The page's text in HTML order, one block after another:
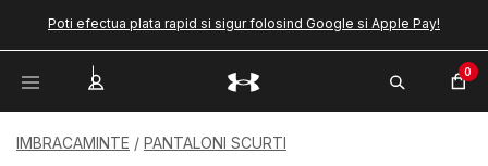
Poti efectua plata rapid si sigur folosind Google si Apple Pay!
0
IMBRACAMINTE PANTALONI SCURTI